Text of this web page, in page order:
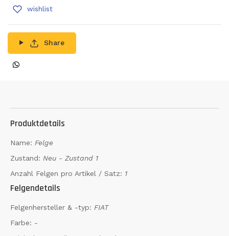
wishlist
Share
Produktdetails
Name: Felge
Zustand: Neu - Zustand 1
Anzahl Felgen pro Artikel / Satz: 1
Felgendetails
Felgenhersteller & -typ: FIAT
Farbe: -